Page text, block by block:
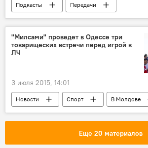
Подкасты
Передачи
Логика Власти
В Молдове
"Милсами" проведет в Одессе три
товарищеских встречи перед игрой в
ЛЧ
3 июля 2015, 14:01
Новости Спорт
В Молдове
Одесса
ФК "Милсами"
Лига чемпионов
Еще 20 материалов